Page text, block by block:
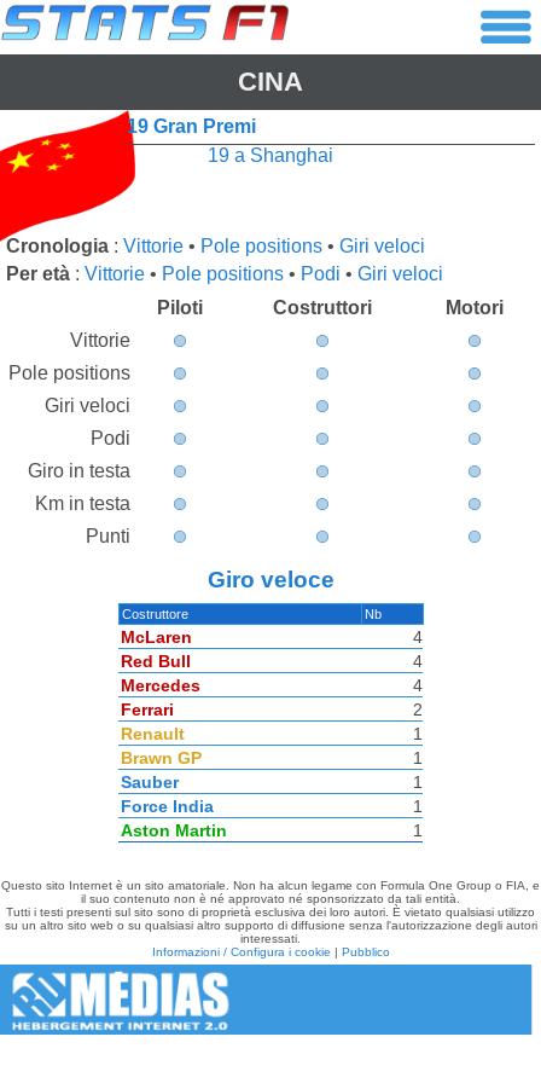
CINA
19 Gran Premi
19 a Shanghai
Cronologia : Vittorie • Pole positions • Giri veloci
Per età : Vittorie • Pole positions • Podi • Giri veloci
Piloti
Costruttori
Motori
Vittorie
Pole positions
Giri veloci
Podi
Giro in testa
Km in testa
Punti
Giro veloce
Costruttore Nb
McLaren
4
Red Bull
4
Mercedes
4
Ferrari
2
Renault
1
Brawn GP
1
Sauber
1
Force India
1
Aston Martin
1
Questo sito Internet è un sito amatoriale. Non ha alcun legame con Formula One Group o FIA, e
il suo contenuto non è né approvato né sponsorizzato da tali entità.
Tutti i testi presenti sul sito sono di proprietà esclusiva dei loro autori. È vietato qualsiasi utilizzo
su un altro sito web o su qualsiasi altro supporto di diffusione senza l'autorizzazione degli autori
interessati.
Informazioni / Configura i cookie | Pubblico